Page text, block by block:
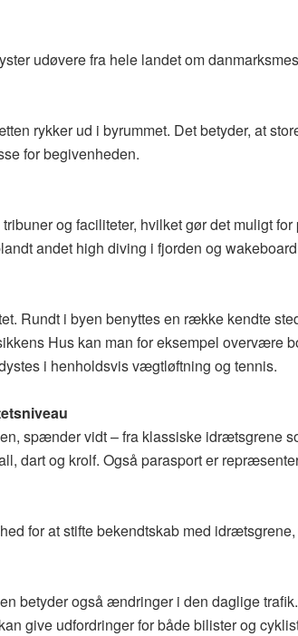
udøvere fra hele landet om
rykker ud i byrummet. Det betyder, at
for begivenheden.
og faciliteter, hvilket gør det muligt
andet high diving i fjorden og
Rundt i byen benyttes en række kendte
Hus kan man for eksempel overvære
i henholdsvis vægtløftning og tennis.
spænder vidt – fra klassiske idrætsgrene
dart og krolf. Også parasport er
for at stifte bekendtskab med
betyder også ændringer i den daglige
give udfordringer for både bilister og